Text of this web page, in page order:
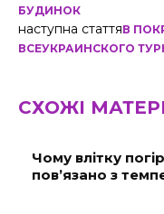
БУДИНОК
наступна статтяВ
ВСЕУКРАИНСКОГО
СХОЖІ
Чому влітку
пов’язано з